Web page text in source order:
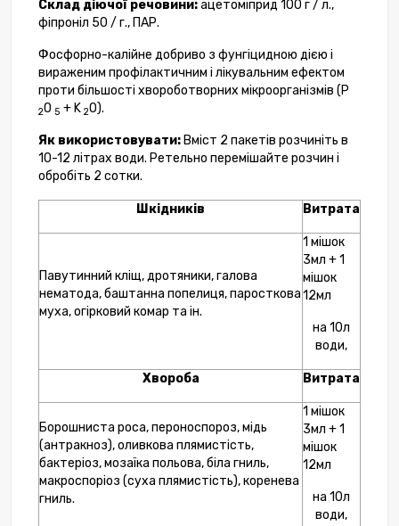
Склад діючої речовини:ацетоміприд 100 г / л.,
фіпроніл 50 / г., ПАР.
Фосфорно-калійне добриво з фунгіцидною дією і
вираженим профілактичним і лікувальним ефектом
проти більшості хвороботворних мікроорганізмів (P
2O 5 + K 2O).
Як використовувати: Вміст 2 пакетів розчиніть в
10-12 літрах води. Ретельно перемішайте розчин і
обробіть 2 сотки.
Шкідників Витрата
Павутинний кліщ, дротяники, галова
нематода, баштанна попелиця, паросткова
муха, огірковий комар та ін.
1 мішок
3мл + 1
мішок
12мл
на 10л
води,
Хвороба Витрата
Борошниста роса, пероноспороз, мідь
(антракноз), оливкова плямистість,
бактеріоз, мозаїка польова, біла гниль,
макроспоріоз (суха плямистість), коренева
гниль.
1 мішок
3мл + 1
мішок
12мл
на 10л
води,